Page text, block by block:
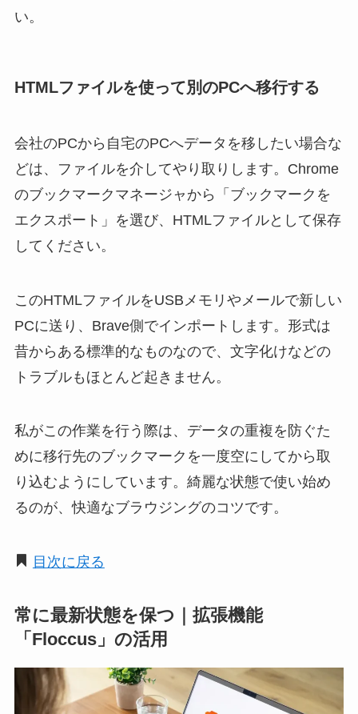
い。
HTMLファイルを使って別のPCへ移行する
会社のPCから自宅のPCへデータを移したい場合な
どは、ファイルを介してやり取りします。Chrome
のブックマークマネージャから「ブックマークを
エクスポート」を選び、HTMLファイルとして保存
してください。
このHTMLファイルをUSBメモリやメールで新しい
PCに送り、Brave側でインポートします。形式は
昔からある標準的なものなので、文字化けなどの
トラブルもほとんど起きません。
私がこの作業を行う際は、データの重複を防ぐた
めに移行先のブックマークを一度空にしてから取
り込むようにしています。綺麗な状態で使い始め
るのが、快適なブラウジングのコツです。
目次に戻る
常に最新状態を保つ｜拡張機能
「Floccus」の活用